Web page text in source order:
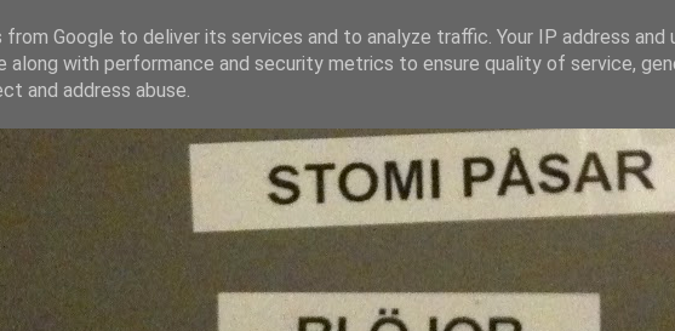
Google to deliver its services and to analyze traffic. Your IP address and
along with performance and security metrics to ensure quality of service,
and address abuse.